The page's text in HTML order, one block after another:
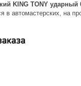
KING TONY ударный
в автомастерских, на